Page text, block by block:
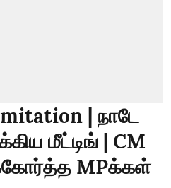
| நாடே
மீட்டிங் | CM
MPக்கள்